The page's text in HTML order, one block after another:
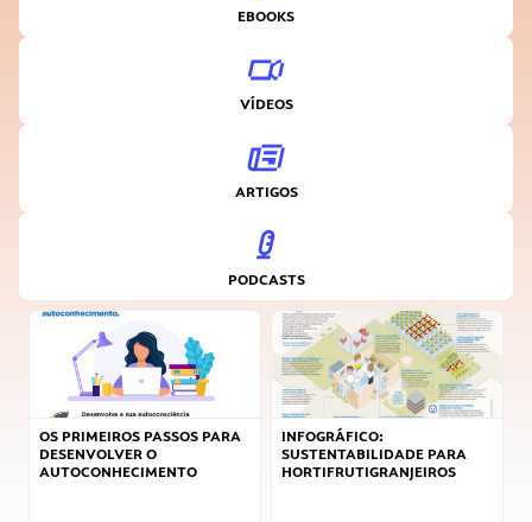
EBOOKS
VÍDEOS
ARTIGOS
PODCASTS
OS PRIMEIROS PASSOS PARA
DESENVOLVER O
AUTOCONHECIMENTO
INFOGRÁFICO:
SUSTENTABILIDADE PARA
HORTIFRUTIGRANJEIROS